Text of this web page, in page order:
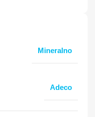
Mineralno
Adeco